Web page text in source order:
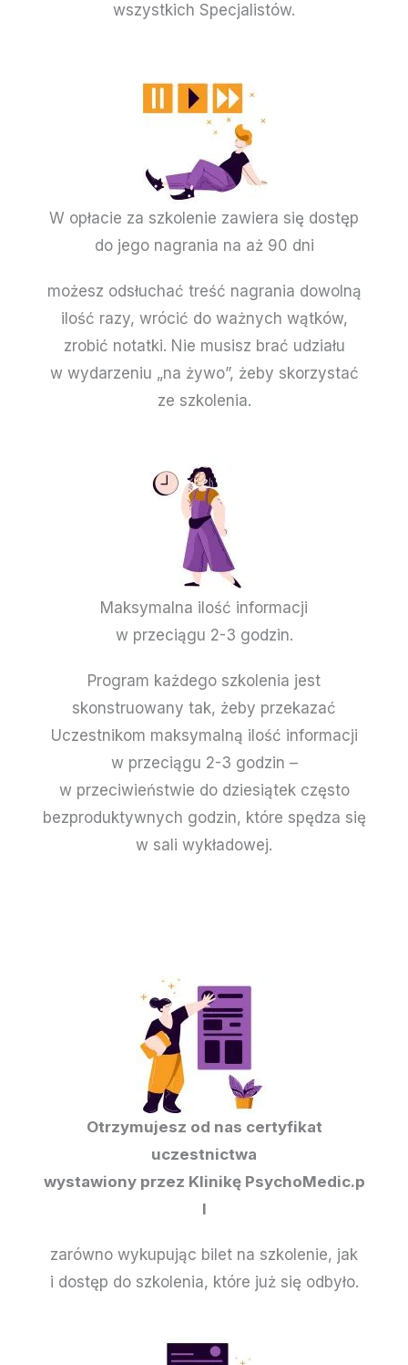
wszystkich Specjalistów.
W opłacie za szkolenie zawiera się dostęp
do jego nagrania na aż 90 dni
możesz odsłuchać treść nagrania dowolną
ilość razy, wrócić do ważnych wątków,
zrobić notatki. Nie musisz brać udziału
w wydarzeniu „na żywo”, żeby skorzystać
ze szkolenia.
Maksymalna ilość informacji
w przeciągu 2-3 godzin.
Program każdego szkolenia jest
skonstruowany tak, żeby przekazać
Uczestnikom maksymalną ilość informacji
w przeciągu 2-3 godzin –
w przeciwieństwie do dziesiątek często
bezproduktywnych godzin, które spędza się
w sali wykładowej.
Otrzymujesz od nas certyfikat
uczestnictwa
wystawiony przez Klinikę PsychoMedic.p
l
zarówno wykupując bilet na szkolenie, jak
i dostęp do szkolenia, które już się odbyło.